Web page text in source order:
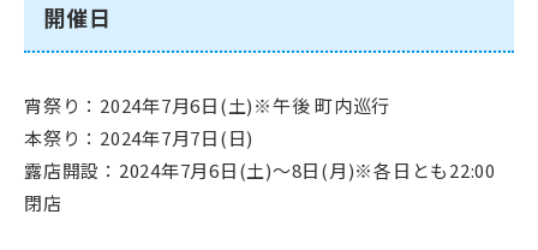
開催日
宵祭り：2024年7月6日(土)※午後 町内巡行
本祭り：2024年7月7日(日)
露店開設：2024年7月6日(土)～8日(月)※各日とも22:00
閉店